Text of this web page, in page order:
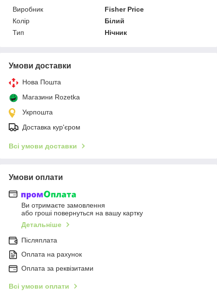
Виробник
Fisher Price
Колір
Білий
Тип
Нічник
Умови доставки
Нова Пошта
Магазини Rozetka
Укрпошта
Доставка кур'єром
Всі умови доставки
Умови оплати
Ви отримаєте замовлення
або гроші повернуться на вашу картку
Детальніше
Післяплата
Оплата на рахунок
Оплата за реквізитами
Всі умови оплати